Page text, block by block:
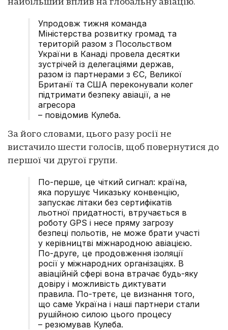
найбільший вплив на глобальну авіацію.
Упродовж тижня команда
Міністерства розвитку громад та
територій разом з Посольством
України в Канаді провела десятки
зустрічей із делегаціями держав,
разом із партнерами з ЄС, Великої
Британії та США переконували колег
підтримати безпеку авіації, а не
агресора
– повідомив Кулеба.
За його словами, цього разу росії не
вистачило шести голосів, щоб повернутися до
першої чи другої групи.
По-перше, це чіткий сигнал: країна,
яка порушує Чиказьку конвенцію,
запускає літаки без сертифікатів
льотної придатності, втручається в
роботу GPS і несе пряму загрозу
безпеці польотів, не може брати участі
у керівництві міжнародною авіацією.
По-друге, це продовження ізоляції
росії у міжнародних організаціях. В
авіаційній сфері вона втрачає будь-яку
довіру і можливість диктувати
правила. По-третє, це визнання того,
що саме Україна і наші партнери стали
рушійною силою цього процесу
– резюмував Кулеба.